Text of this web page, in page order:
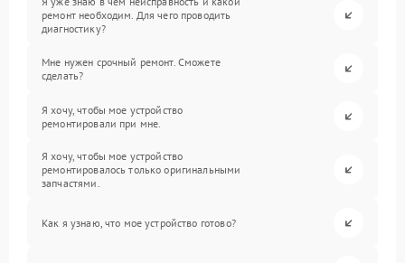
ремонт необходим. Для чего проводить
диагностику?
Мне нужен срочный ремонт. Сможете
сделать?
Я хочу, чтобы мое устройство
ремонтировали при мне.
Я хочу, чтобы мое устройство
ремонтировалось только оригинальными
запчастями.
Как я узнаю, что мое устройство готово?